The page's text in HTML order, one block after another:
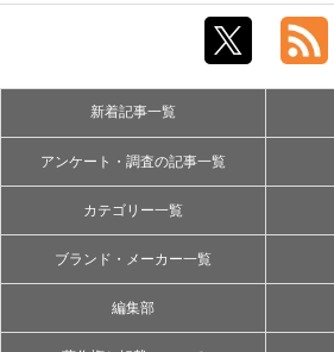
新着記事一覧
アンケート・調査の記事一覧
カテゴリー一覧
ブランド・メーカー一覧
編集部